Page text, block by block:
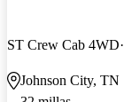
ST Crew Cab 4WD
Johnson City, TN